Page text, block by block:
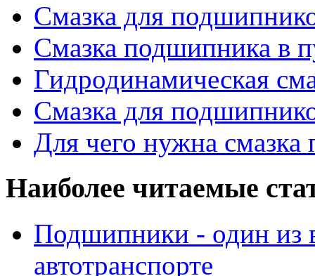
Смазка для
Смазка подшипника в
Гидродинамическая
Смазка для
Для чего нужна
Наиболее читаемые
Подшипники - один из
автотранспорте